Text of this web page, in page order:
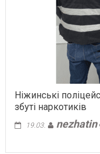
Ніжинські
збуті наркотиків
19.03. nezhatin